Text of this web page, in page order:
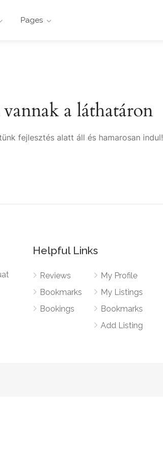
Pages
a láthatáron
fejlesztés alatt áll és hamarosan indul!
Helpful Links
Reviews
Bookmarks
Bookings
My Profile
My Listings
Bookmarks
Add Listing